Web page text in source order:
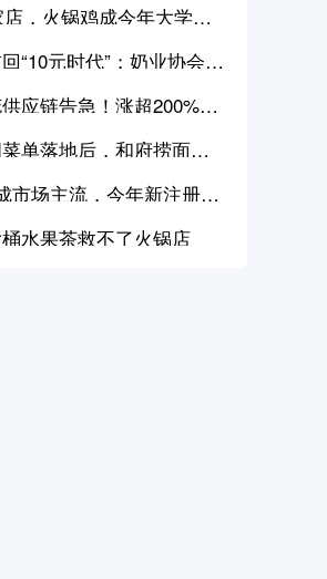
，火锅鸡成今年大学城
“10元时代”；奶业协会称
暖迹象
应链告急！涨超200%，
50元一斤
单落地后，和府捞面李
10年计划
市场主流，今年新注册相
水果茶救不了火锅店